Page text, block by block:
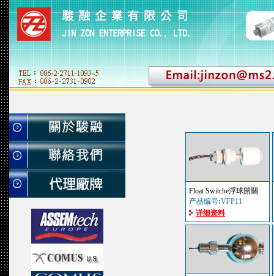
Float Switche浮球開關
产品编号:VFP11
详细资料